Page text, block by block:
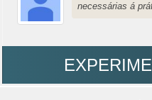
necessárias á